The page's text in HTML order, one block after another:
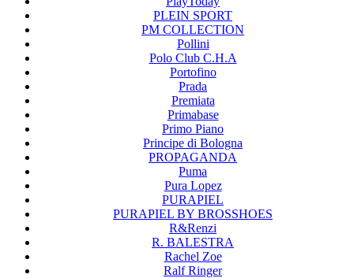
PLEIN SPORT
PM COLLECTION
Pollini
Polo Club C.H.A
Portofino
Prada
Premiata
Primabase
Primo Piano
Principe di Bologna
PROPAGANDA
Puma
Pura Lopez
PURAPIEL
PURAPIEL BY BROSSHOES
R&Renzi
R. BALESTRA
Rachel Zoe
Ralf Ringer